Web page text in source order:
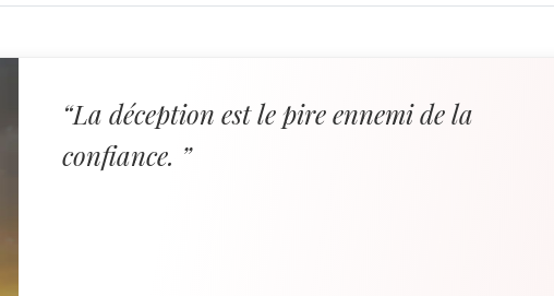
“La déception est le pire ennemi de la
confiance. ”